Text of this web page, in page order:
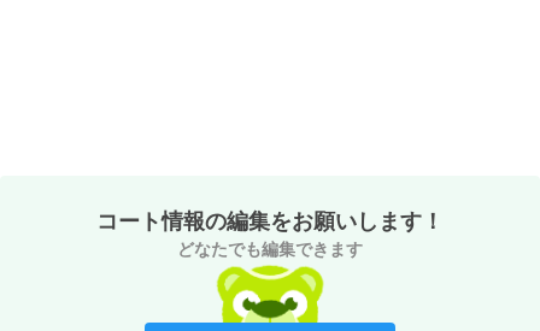
コート情報の編集をお願いします！
どなたでも編集できます